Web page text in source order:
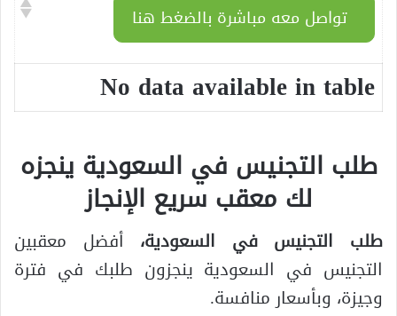
تواصل معه مباشرة بالضغط هنا
No data available in table
طلب التجنيس في السعودية ينجزه
لك معقب سريع الإنجاز
طلب التجنيس في السعودية، أفضل معقبين
التجنيس في السعودية ينجزون طلبك في فترة
وجيزة، وبأسعار منافسة.